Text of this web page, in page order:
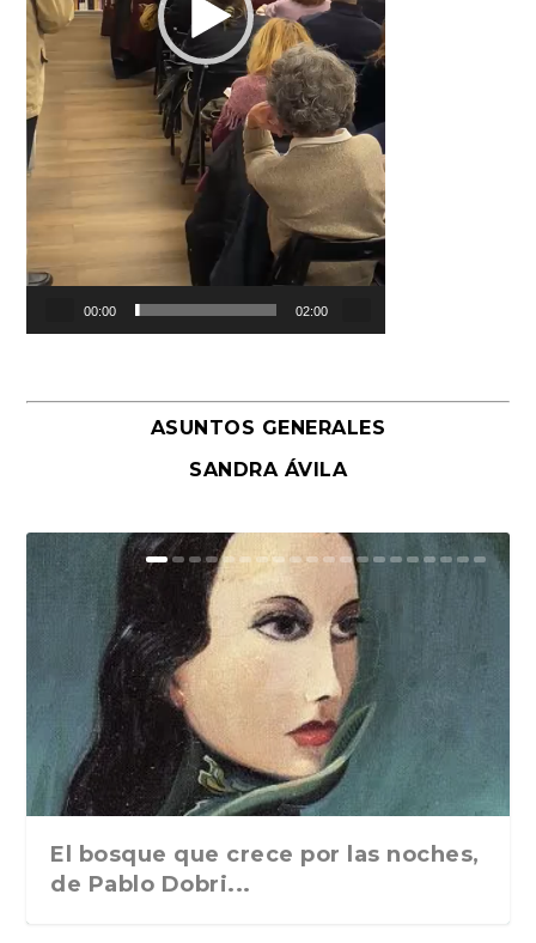
00:00 02:00
ASUNTOS GENERALES
SANDRA ÁVILA
El bosque que crece por las noches,
de Pablo Dobri...